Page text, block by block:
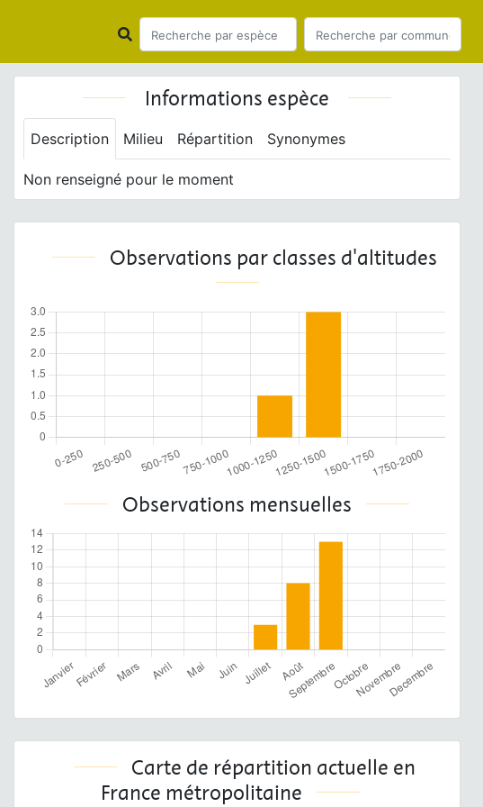
Informations espèce
Description Milieu Répartition Synonymes
Non renseigné pour le moment
Observations par classes d'altitudes
Observations mensuelles
Carte de répartition actuelle en
France métropolitaine